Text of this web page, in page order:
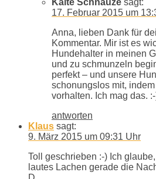
17. Februar 2015 um
Anna, lieben Dank für
Kommentar. Mir ist es
Hundehalter in meinen
und zu schmunzeln
perfekt – und unsere
schonungslos mit,
vorhalten. Ich mag das.
antworten
Klaus sagt:
9. März 2015 um 09:31 Uhr
Toll geschrieben :-) Ich
lautes Lachen gerade die